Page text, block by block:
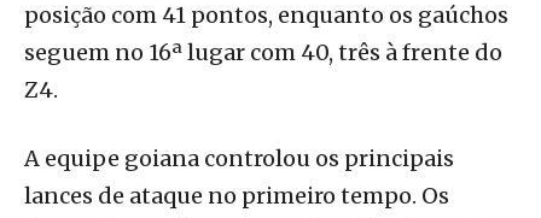
posição com 41 pontos, enquanto os gaúchos
seguem no 16ª lugar com 40, três à frente do
Z4.
A equipe goiana controlou os principais
lances de ataque no primeiro tempo. Os